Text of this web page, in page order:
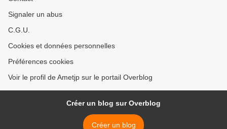
Signaler un abus
C.G.U.
Cookies et données personnelles
Préférences cookies
Voir le profil de Ametjp sur le portail Overblog
Créer un blog sur Overblog
Créer un blog